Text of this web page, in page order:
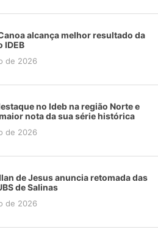
alcança melhor resultado da
IDEB
de 2026
no Ideb na região Norte e
nota da sua série histórica
de 2026
de Jesus anuncia retomada das
de Salinas
de 2026